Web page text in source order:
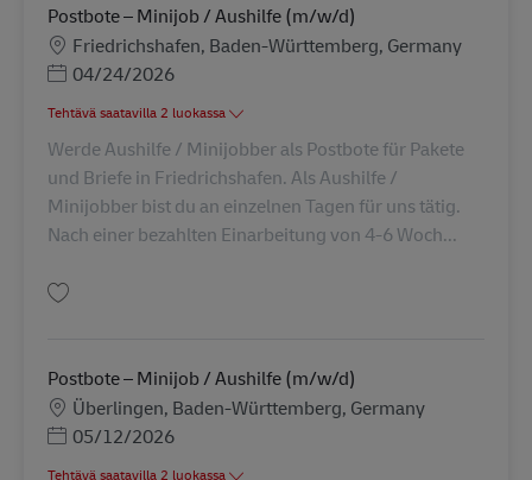
Postbote – Minijob / Aushilfe (m/w/d)
SijaintiFriedrichshafen, Baden-Württemberg, Germany
Posted Date
04/24/2026
Tehtävä saatavilla 2 luokassa
Werde Aushilfe / Minijobber als Postbote für Pakete
und Briefe in Friedrichshafen. Als Aushilfe /
Minijobber bist du an einzelnen Tagen für uns tätig.
Nach einer bezahlten Einarbeitung von 4-6 Woch...
Postbote – Minijob / Aushilfe (m/w/d)
SijaintiÜberlingen, Baden-Württemberg, Germany
Posted Date
05/12/2026
Tehtävä saatavilla 2 luokassa